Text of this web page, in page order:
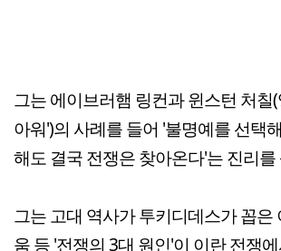
그는 에이브러햄 링컨과 윈스턴 처칠
아워')의 사례를 들어 '불명예를 선택
해도 결국 전쟁은 찾아온다'는 진리
그는 고대 역사가 투키디데스가 꼽은
움 등 '전쟁의 3대 원인'이 이란 전쟁